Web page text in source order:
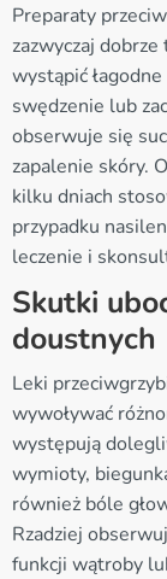
Preparaty
zazwyczaj
wystąpić
swędzenie lub
obserwuje się
zapalenie skóry.
kilku dniach
przypadku
leczenie i
Skutki
doustnych
Leki
wywoływać
występują
wymioty,
również bóle
Rzadziej
funkcji wątroby